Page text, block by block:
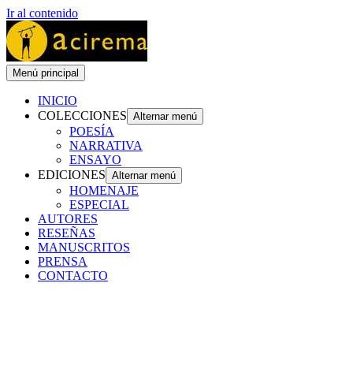
Ir al contenido
Menú principal
INICIO
COLECCIONES Alternar menú
POESÍA
NARRATIVA
ENSAYO
EDICIONES Alternar menú
HOMENAJE
ESPECIAL
AUTORES
RESEÑAS
MANUSCRITOS
PRENSA
CONTACTO